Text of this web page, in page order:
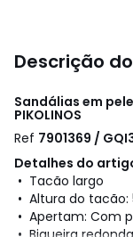
Descrição
Sandálias em
PIKOLINOS
Ref 7901369 /
Detalhes do
• Tacão largo
• Altura do tacão:
• Apertam: Com